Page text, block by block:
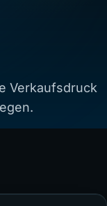
Verkaufsdruck